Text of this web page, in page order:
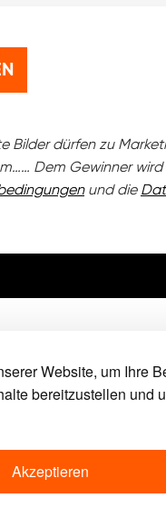
Website, um Ihre
bereitzustellen und
Akzeptieren
Bilder dürfen zu
Dem Gewinner
und die
Sie möchten
Noch 1